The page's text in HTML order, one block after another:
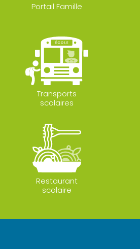
Portail Famille
Transports
scolaires
Restaurant
scolaire